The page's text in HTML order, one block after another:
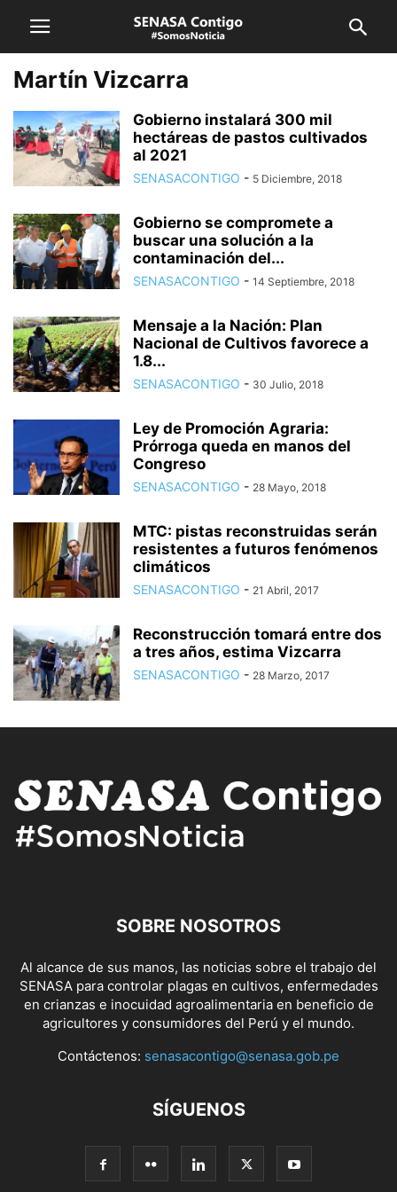
Martín Vizcarra
Gobierno instalará 300 mil
hectáreas de pastos cultivados
al 2021
SENASACONTIGO - 5 Diciembre, 2018
Gobierno se compromete a
buscar una solución a la
contaminación del...
SENASACONTIGO - 14 Septiembre, 2018
Mensaje a la Nación: Plan
Nacional de Cultivos favorece a
1.8...
SENASACONTIGO - 30 Julio, 2018
Ley de Promoción Agraria:
Prórroga queda en manos del
Congreso
SENASACONTIGO - 28 Mayo, 2018
MTC: pistas reconstruidas serán
resistentes a futuros fenómenos
climáticos
SENASACONTIGO - 21 Abril, 2017
Reconstrucción tomará entre dos
a tres años, estima Vizcarra
SENASACONTIGO - 28 Marzo, 2017
SOBRE NOSOTROS
Al alcance de sus manos, las noticias sobre el trabajo del
SENASA para controlar plagas en cultivos, enfermedades
en crianzas e inocuidad agroalimentaria en beneficio de
agricultores y consumidores del Perú y el mundo.
Contáctenos: senasacontigo@senasa.gob.pe
SÍGUENOS